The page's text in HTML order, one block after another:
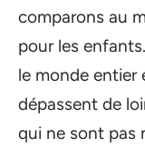
comparons au
pour les
le monde entier
dépassent de
qui ne sont pas